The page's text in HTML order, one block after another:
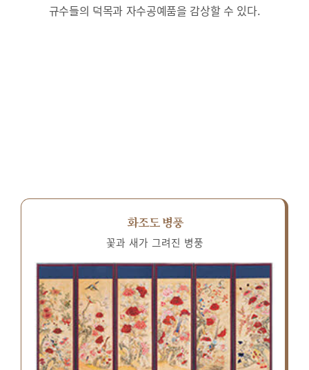
규수들의 덕목과 자수공예품을 감상할 수 있다.
화조도 병풍
꽃과 새가 그려진 병풍